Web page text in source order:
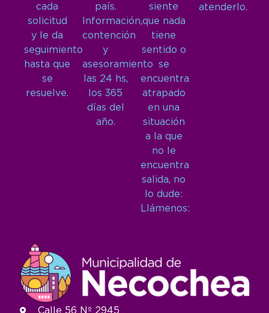
cada
solicitud
y le da
seguimiento
hasta que
se
resuelve.
país.
Información,
contención
y
asesoramiento
las 24 hs,
los 365
días del
año.
siente
que nada
tiene
sentido o
se
encuentra
atrapado
en una
situación
a la que
no le
encuentra
salida, no
lo dude:
Llámenos:
atenderlo.
Calle 56 Nº 2945